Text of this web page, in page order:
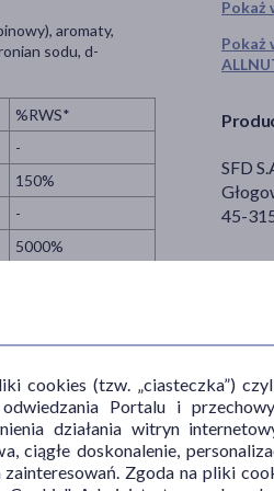
Pokaż
Pokaż
SFD
45-
aromaty,
sodu, d-
%RWS*
-
150%
-
5000%
skóry, kości,
funkcjonowaniu
cookies (tzw. „ciasteczka”)
Portalu i
działania witryn
ciągłe doskonalenie,
Zgoda na pliki